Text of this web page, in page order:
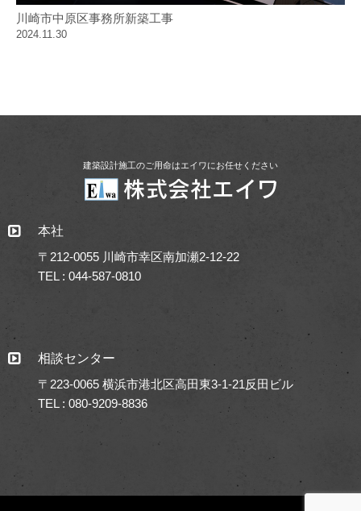
川崎市中原区事務所新築工事
2024.11.30
建築設計施工のご用命はエイワにお任せください
本社
〒212-0055 川崎市幸区南加瀬2-12-22
TEL : 044-587-0810
相談センター
〒223-0065 横浜市港北区高田東3-1-21反田ビル
TEL : 080-9209-8836